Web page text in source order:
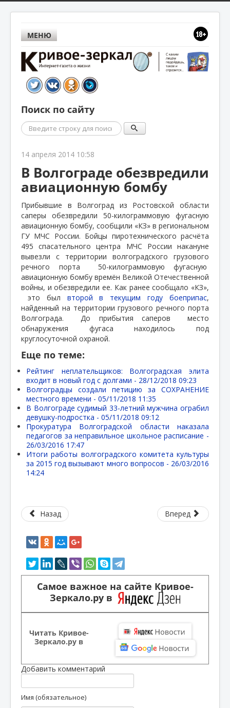
МЕНЮ
Поиск по сайту
Поиск
14 апреля 2014 10:58
В Волгограде обезвредили
авиационную бомбу
Прибывшие в Волгоград из Ростовской области
саперы обезвредили 50-килограммовую фугасную
авиационную бомбу, сообщили «КЗ» в региональном
ГУ МЧС России. Бойцы пиротехнического расчёта
495 спасательного центра МЧС России накануне
вывезли с территории волгоградского грузового
речного порта
50-килограммовую фугасную
авиационную бомбу времён Великой Отечественной
войны, и обезвредили ее. Как ранее сообщало «КЗ»,
это был второй в текущим году боеприпас,
найденный на территории грузового речного порта
Волгограда.
До прибытия саперов
место
обнаружения фугаса находилось под
круглосуточной охраной.
Еще по теме:
Рейтинг неплательщиков: Волгоградская элита
входит в новый год с долгами - 28/12/2018 09:23
Волгоградцы создали петицию за СОХРАНЕНИЕ
местного времени - 05/11/2018 11:35
В Волгограде судимый 33-летний мужчина ограбил
девушку-подростка - 05/11/2018 09:12
Прокуратура Волгоградской области наказала
педагогов за неправильное школьное расписание -
26/03/2016 17:47
Итоги работы волгоградского комитета культуры
за 2015 год вызывают много вопросов - 26/03/2016
14:24
Назад Вперед
Самое важное на сайте Кривое-
Зеркало.ру в
Читать Кривое-
Зеркало.ру в
Добавить комментарий
Имя (обязательное)